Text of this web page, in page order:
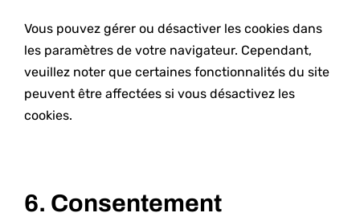
Vous pouvez gérer ou désactiver les cookies dans
les paramètres de votre navigateur. Cependant,
veuillez noter que certaines fonctionnalités du site
peuvent être affectées si vous désactivez les
cookies.
6. Consentement